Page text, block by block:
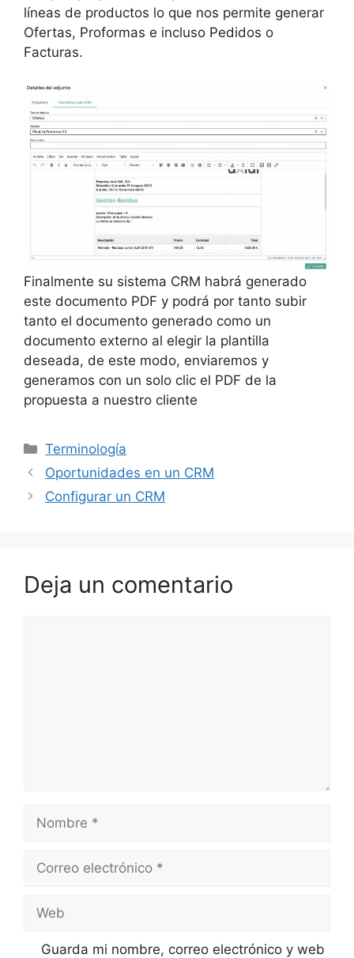
líneas de productos lo que nos permite generar
Ofertas, Proformas e incluso Pedidos o
Facturas.
Finalmente su sistema CRM habrá generado
este documento PDF y podrá por tanto subir
tanto el documento generado como un
documento externo al elegir la plantilla
deseada, de este modo, enviaremos y
generamos con un solo clic el PDF de la
propuesta a nuestro cliente
Categorías
Terminología
Navegación
de
Oportunidades en un CRM
Configurar un CRM
Deja un comentario
Nombre
Correo
Web
Guarda mi nombre, correo electrónico y web